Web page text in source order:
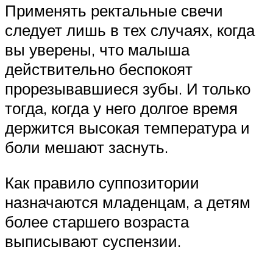
Применять ректальные свечи
следует лишь в тех случаях, когда
вы уверены, что малыша
действительно беспокоят
прорезывавшиеся зубы. И только
тогда, когда у него долгое время
держится высокая температура и
боли мешают заснуть.
Как правило суппозитории
назначаются младенцам, а детям
более старшего возраста
выписывают суспензии.